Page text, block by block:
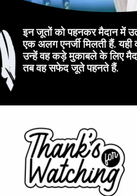
इन जूतों को पहनकर मैदान में
एक अलग एनर्जी मिलती हैं.
उन्हें वह कड़े मुकाबले के लिए
तब वह सफेद जूते पहनते हैं.